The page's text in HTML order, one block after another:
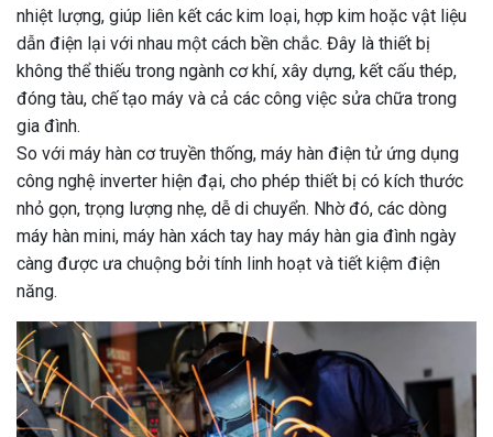
nhiệt lượng, giúp liên kết các kim loại, hợp kim hoặc vật liệu
dẫn điện lại với nhau một cách bền chắc. Đây là thiết bị
không thể thiếu trong ngành cơ khí, xây dựng, kết cấu thép,
đóng tàu, chế tạo máy và cả các công việc sửa chữa trong
gia đình.
So với máy hàn cơ truyền thống, máy hàn điện tử ứng dụng
công nghệ inverter hiện đại, cho phép thiết bị có kích thước
nhỏ gọn, trọng lượng nhẹ, dễ di chuyển. Nhờ đó, các dòng
máy hàn mini, máy hàn xách tay hay máy hàn gia đình ngày
càng được ưa chuộng bởi tính linh hoạt và tiết kiệm điện
năng.